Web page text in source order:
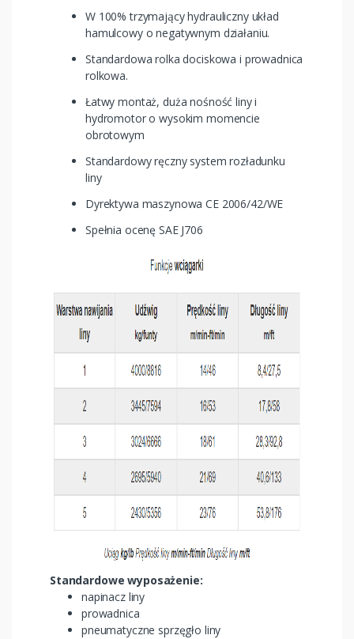
W 100% trzymający hydrauliczny układ
hamulcowy o negatywnym działaniu.
Standardowa rolka dociskowa i prowadnica
rolkowa.
Łatwy montaż, duża nośność liny i
hydromotor o wysokim momencie
obrotowym
Standardowy ręczny system rozładunku
liny
Dyrektywa maszynowa CE 2006/42/WE
Spełnia ocenę SAE J706
Standardowe wyposażenie:
napinacz liny
prowadnica
pneumatyczne sprzęgło liny